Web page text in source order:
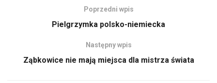
Poprzedni wpis
Pielgrzymka polsko-niemiecka
Następny wpis
Ząbkowice nie mają miejsca dla mistrza świata